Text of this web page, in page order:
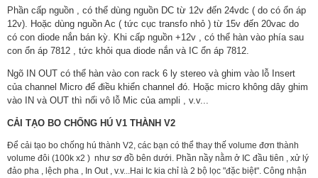
Phần cấp nguồn , có thể dùng nguồn DC từ 12v đến 24vdc ( do có ổn áp
12v). Hoặc dùng nguồn Ac ( tức cục transfo nhỏ ) từ 15v đến 20vac do
có con diode nắn bán kỳ. Khi cấp nguồn +12v , có thể hàn vào phía sau
con ổn áp 7812 , tức khỏi qua diode nắn và IC ổn áp 7812.
Ngõ IN OUT có thể hàn vào con rack 6 ly stereo và ghim vào lỗ Insert
của channel Micro để điều khiển channel đó. Hoặc micro không dây ghim
vào IN và OUT thì nối vô lỗ Mic của ampli , v.v...
CẢI TẠO BO CHỐNG HÚ V1 THÀNH V2
Để cải tạo bo chống hú thành V2, các bạn có thể thay thế volume đơn thành
volume đôi (100k x2 ) như sơ đồ bên dưới. Phần nầy nằm ở IC đầu tiên , xử lý
đảo pha , lệch pha , In Out , v.v...Hai Ic kia chỉ là 2 bộ lọc "đặc biệt". Công nhận